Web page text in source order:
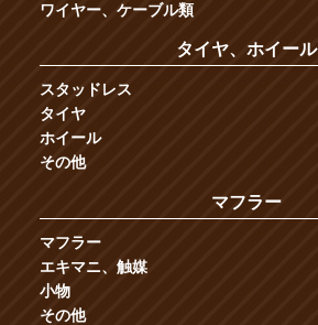
ワイヤー、ケーブル類
タイヤ、ホイール
スタッドレス
タイヤ
ホイール
その他
マフラー
マフラー
エキマニ、触媒
小物
その他